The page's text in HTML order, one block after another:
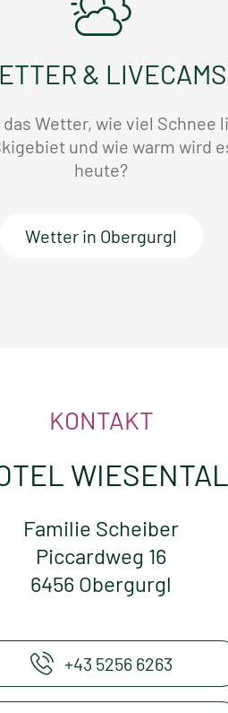
& LIVECAMS
Wetter, wie viel Schnee
und wie warm wird
heute?
Wetter in Obergurgl
KONTAKT
WIESENTAL
Familie Scheiber
Piccardweg 16
6456 Obergurgl
+43 5256 6263